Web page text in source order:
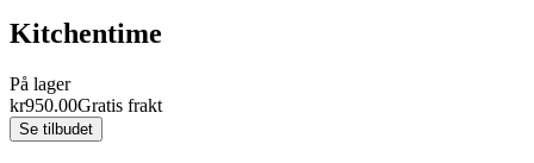
Kitchentime
På lager
kr950.00Gratis frakt
Se tilbudet